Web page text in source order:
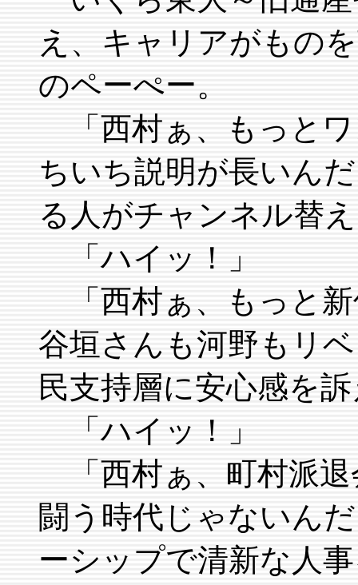
え、キャリアがもの
のペーぺー。
「西村ぁ、もっと
ちいち説明が長いん
る人がチャンネル替
「ハイッ！」
「西村ぁ、もっと
谷垣さんも河野もリ
民支持層に安心感を
「ハイッ！」
「西村ぁ、町村派
闘う時代じゃないん
ーシップで清新な人